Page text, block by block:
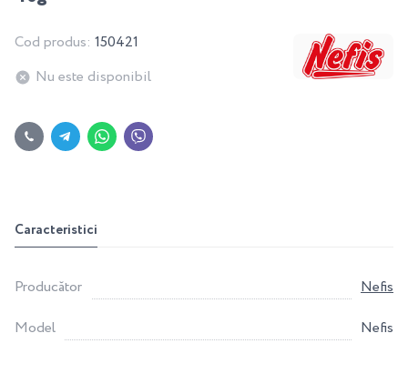
Cod produs: 150421
Nu este disponibil
Caracteristici
Producător
Nefis
Model
Nefis